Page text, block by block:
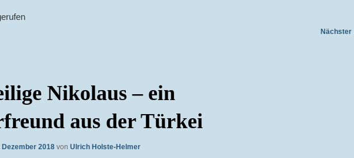
Nächster
Nikolaus – ein
aus der Türkei
Dezember 2018 von Ulrich Holste-Helmer